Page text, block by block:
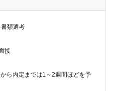
類選考
接
内定までは1～2週間ほどを予